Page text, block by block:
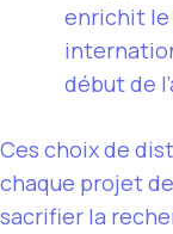
enrichit le
début de
Ces choix de
chaque projet
sacrifier la